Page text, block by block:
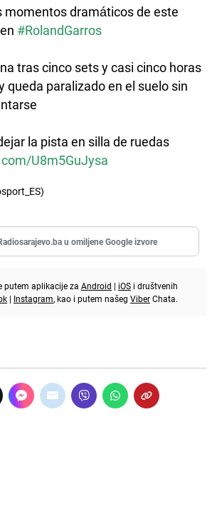
momentos dramáticos de este
#RolandGarros
tras cinco sets y casi cinco horas
queda paralizado en el suelo sin
la pista en silla de ruedas
U8m5GuJysa
u omiljene Google izvore
putem aplikacije za Android | iOS i društvenih
| Instagram, kao i putem našeg ViberChata.